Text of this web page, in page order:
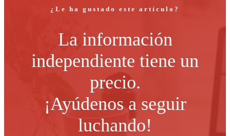
¿Le ha gustado este artículo?
La información
independiente tiene un
precio.
¡Ayúdenos a seguir
luchando!